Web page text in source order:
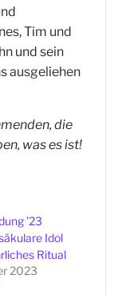
Tim und
und sein
ausgeliehen
die
was es ist!
’23
Idol
Ritual
2023